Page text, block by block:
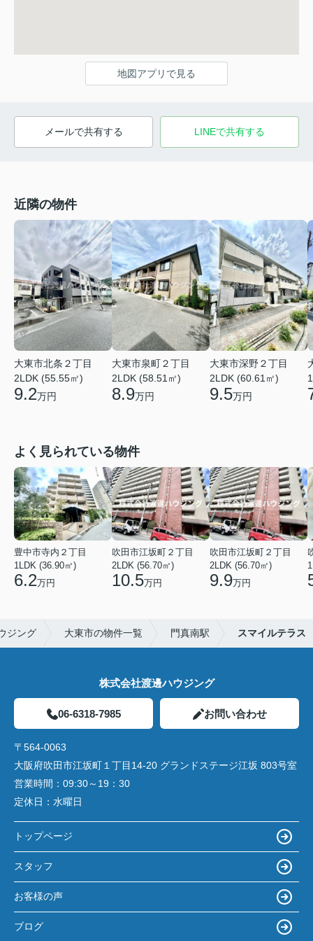
地図アプリで見る
メールで共有する LINEで共有する
近隣の物件
大東市北条２丁目
2LDK (55.55㎡)
9.2万円
大東市泉町２丁目
2LDK (58.51㎡)
8.9万円
大東市深野２丁目
2LDK (60.61㎡)
9.5万円
よく見られている物件
豊中市寺内２丁目
1LDK (36.90㎡)
6.2万円
吹田市江坂町２丁目
2LDK (56.70㎡)
10.5万円
吹田市江坂町２丁目
2LDK (56.70㎡)
9.9万円
ジング 大東市の物件一覧 門真南駅 スマイルテラス
株式会社渡邊ハウジング
06-6318-7985 お問い合わせ
〒564-0063
大阪府吹田市江坂町１丁目14‐20 グランドステージ江坂 803号室
営業時間： 09:30～19：30
定休日： 水曜日
トップページ
スタッフ
お客様の声
ブログ